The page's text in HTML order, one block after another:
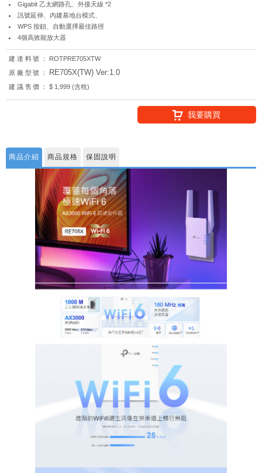
Gigabit 乙太網路孔、外接天線 *2
訊號延伸、內建基地台模式、
WPS 按鈕、自動選擇最佳路徑
4個高效能放大器
建達料號：
ROTPRE705XTW
原廠型號：
RE705X(TW) Ver:1.0
建議售價： $ 1,999 (含稅)
我要購買
商品介紹 商品規格 保固說明